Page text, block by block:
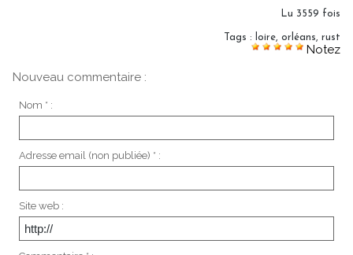
Lu 3559 fois
Tags : loire, orléans, rust
Notez
Nouveau commentaire :
Nom * :
Adresse email (non publiée) * :
Site web :